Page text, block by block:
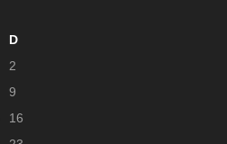
D
2
9
16